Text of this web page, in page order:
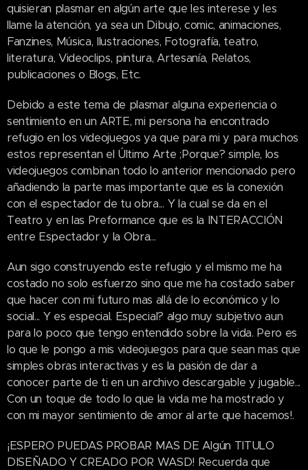
quisieran plasmar en algún arte que les interese y les
llame la atención, ya sea un Dibujo, comic, animaciones,
Fanzines, Música, Ilustraciones, Fotografía, teatro,
literatura, Videoclips, pintura, Artesanía, Relatos,
publicaciones o Blogs, Etc.
Debido a este tema de plasmar alguna experiencia o
sentimiento en un ARTE, mi persona ha encontrado
refugio en los videojuegos ya que para mi y para muchos
estos representan el Último Arte ;Porque? simple, los
videojuegos combinan todo lo anterior mencionado pero
añadiendo la parte mas importante que es la conexión
con el espectador de tu obra... Y la cual se da en el
Teatro y en las Preformance que es la INTERACCIÓN
entre Espectador y la Obra...
Aun sigo construyendo este refugio y el mismo me ha
costado no solo esfuerzo sino que me ha costado saber
que hacer con mi futuro mas allá de lo económico y lo
social... Y es especial. Especial? algo muy subjetivo aun
para lo poco que tengo entendido sobre la vida. Pero es
lo que le pongo a mis videojuegos para que sean mas que
simples obras interactivas y es la pasión de dar a
conocer parte de ti en un archivo descargable y jugable...
Con un toque de todo lo que la vida me ha mostrado y
con mi mayor sentimiento de amor al arte que hacemos!.
¡ESPERO PUEDAS PROBAR MAS DE Algún TITULO
DISEÑADO Y CREADO POR WASD! Recuerda que